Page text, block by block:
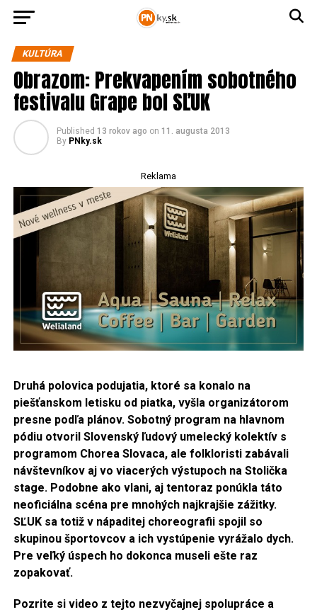
KULTÚRA
Obrazom: Prekvapením sobotného
festivalu Grape bol SĽUK
Published 13 rokov ago on 11. augusta 2013
By PNky.sk
Reklama
Druhá polovica podujatia, ktoré sa konalo na
piešťanskom letisku od piatka, vyšla organizátorom
presne podľa plánov. Sobotný program na hlavnom
pódiu otvoril Slovenský ľudový umelecký kolektív s
programom Chorea Slovaca, ale folkloristi zabávali
návštevníkov aj vo viacerých výstupoch na Stolička
stage. Podobne ako vlani, aj tentoraz ponúkla táto
neoficiálna scéna pre mnohých najkrajšie zážitky.
SĽUK sa totiž v nápaditej choreografii spojil so
skupinou športovcov a ich vystúpenie vyrážalo dych.
Pre veľký úspech ho dokonca museli ešte raz
zopakovať.
Pozrite si video z tejto nezvyčajnej spolupráce a